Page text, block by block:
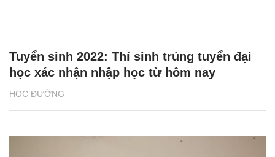
HỌC ĐƯỜNG
Tuyển sinh 2022: Thí sinh trúng tuyển đại
học xác nhận nhập học từ hôm nay